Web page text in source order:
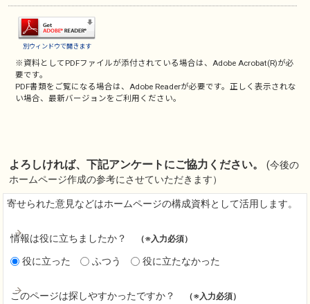
別ウィンドウで開きます
※資料としてPDFファイルが添付されている場合は、Adobe Acrobat(R)が必
要です。
PDF書類をご覧になる場合は、Adobe Readerが必要です。正しく表示されな
い場合、最新バージョンをご利用ください。